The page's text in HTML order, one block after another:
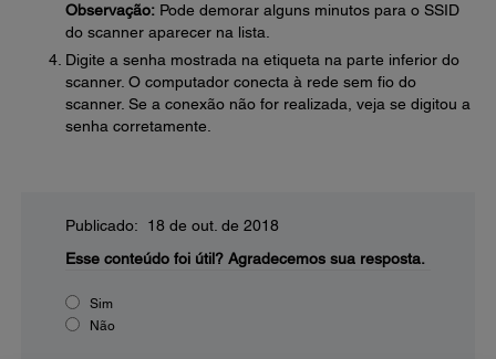
Observação: Pode demorar alguns minutos para o SSID
do scanner aparecer na lista.
Digite a senha mostrada na etiqueta na parte inferior do
scanner. O computador conecta à rede sem fio do
scanner. Se a conexão não for realizada, veja se digitou a
senha corretamente.
Publicado: 18 de out. de 2018
Esse conteúdo foi útil? Agradecemos sua resposta.
Sim
Não